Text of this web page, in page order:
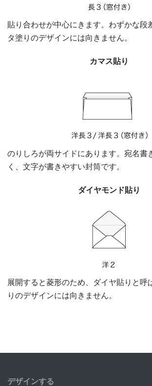
貼り合わせが中心にきます。わずかな段
タ塗りのデザインには向きません。
カマス貼り
のりしろが両サイドにあります。宛名書
く、文字が書きやすい封筒です。
ダイヤモンド貼り
展開すると菱形のため、ダイヤ貼りと呼
りのデザインには向きません。
デザインする